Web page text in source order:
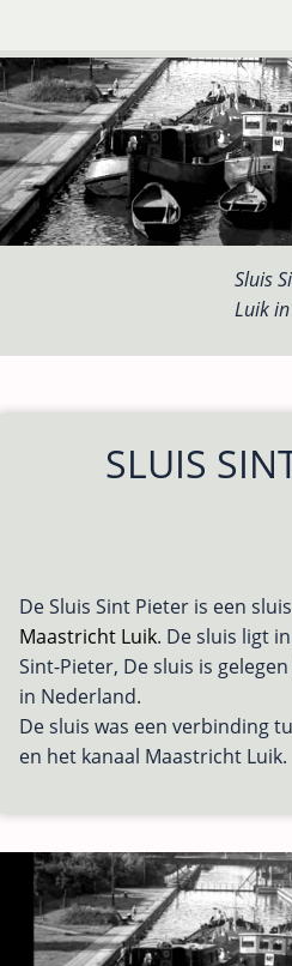
naar
de
inhoud
gaan
Sluis
Luik
SLUIS
De Sluis Sint Pieter is een
Maastricht Luik. De sluis ligt
Sint-Pieter, De sluis is
in Nederland.
De sluis was een verbinding
en het kanaal Maastricht Luik.